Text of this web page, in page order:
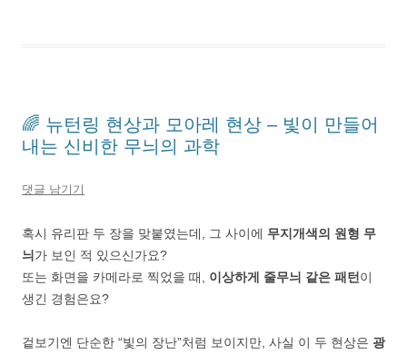
🌈 뉴턴링 현상과 모아레 현상 – 빛이 만들어
내는 신비한 무늬의 과학
댓글 남기기
혹시 유리판 두 장을 맞붙였는데, 그 사이에 무지개색의 원형 무
늬 가 보인 적 있으신가요?
또는 화면을 카메라로 찍었을 때, 이상하게 줄무늬 같은 패턴 이
생긴 경험은요?
겉보기엔 단순한 “빛의 장난”처럼 보이지만, 사실 이 두 현상은 광